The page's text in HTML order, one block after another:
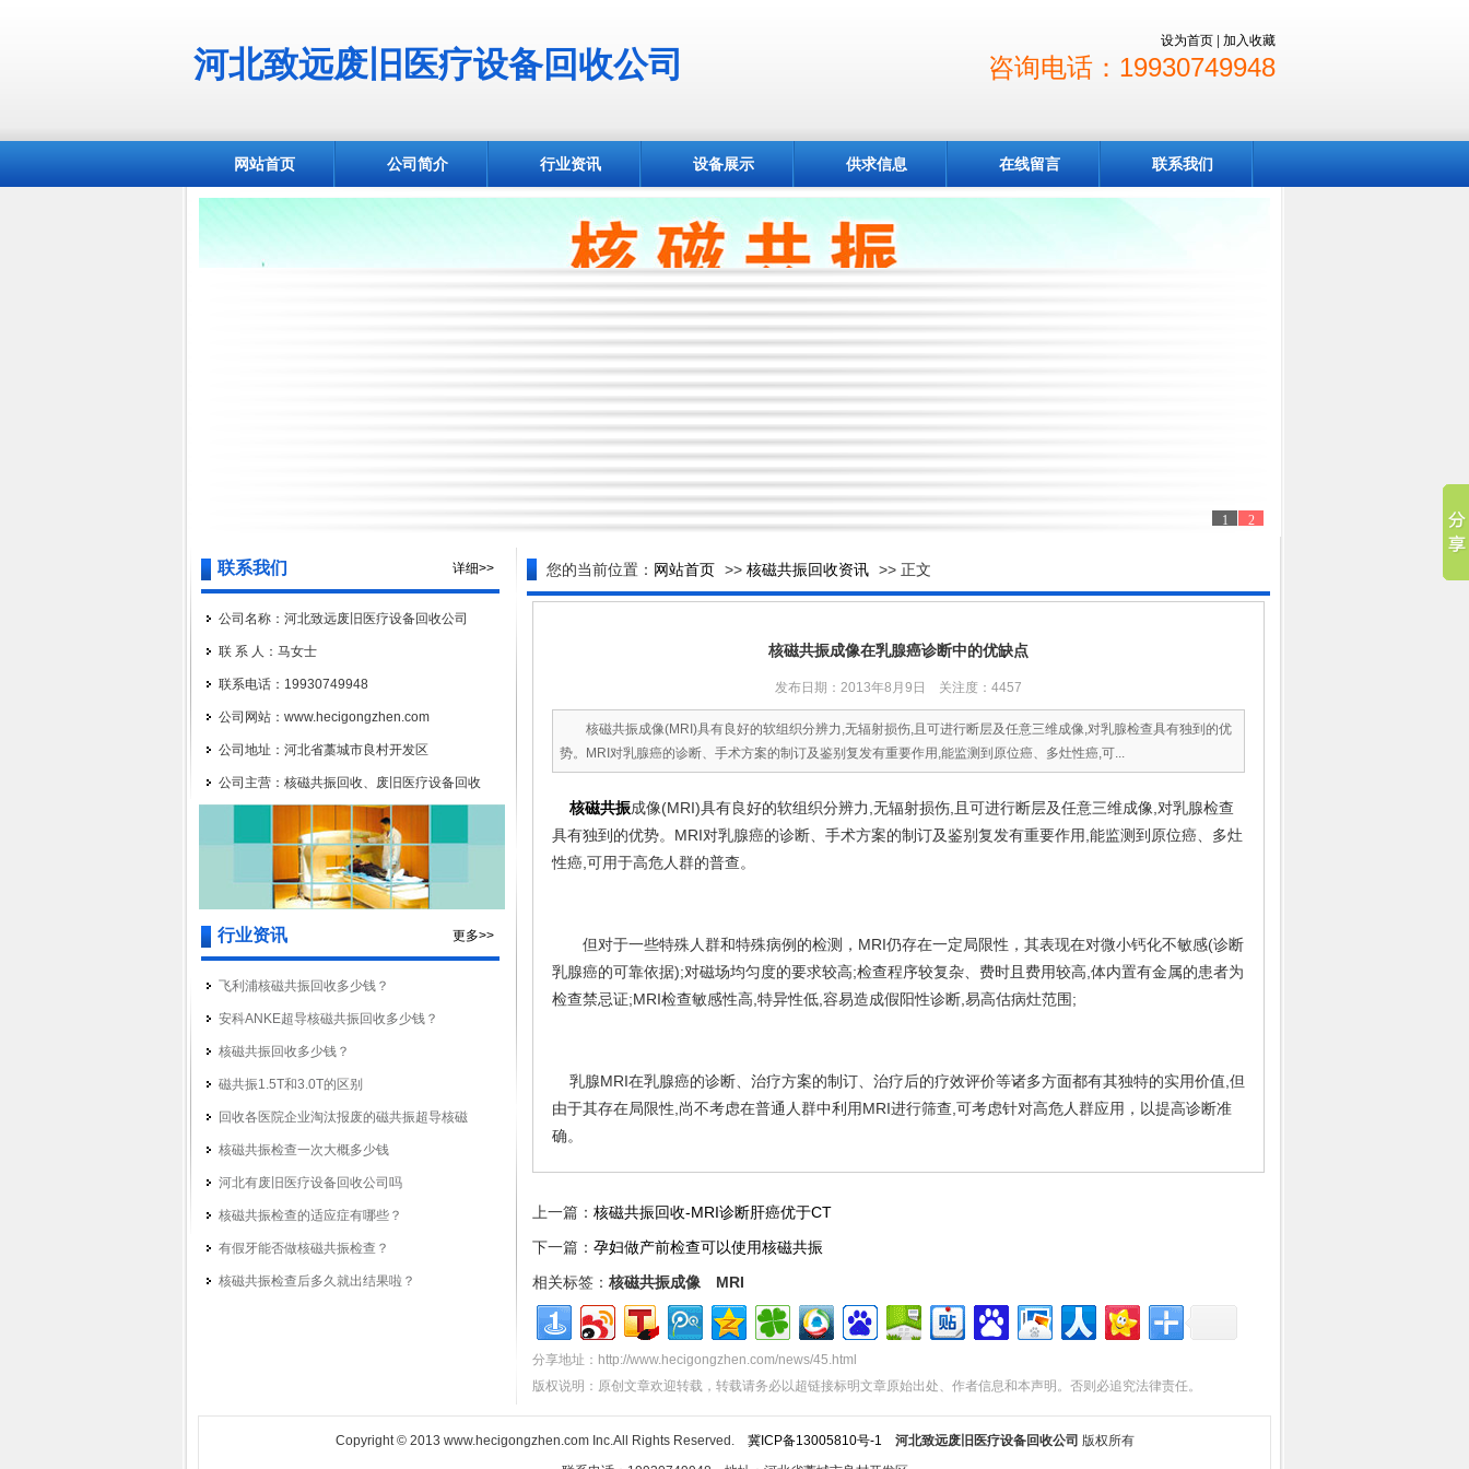
河北致远废旧医疗设备回收公司
设为首页 加入收藏
咨询电话：19930749948
网站首页 公司简介 行业资讯 设备展示 供求信息 在线留言 联系我们
2
1
详细>>
联系我们
公司名称：河北致远废旧医疗设备回收公司
联 系 人：马女士
联系电话：19930749948
公司网站：www.hecigongzhen.com
公司地址：河北省藁城市良村开发区
公司主营：核磁共振回收、废旧医疗设备回收
更多>>
行业资讯
飞利浦核磁共振回收多少钱？
安科ANKE超导核磁共振回收多少钱？
核磁共振回收多少钱？
磁共振1.5T和3.0T的区别
回收各医院企业淘汰报废的磁共振超导核磁
核磁共振检查一次大概多少钱
河北有废旧医疗设备回收公司吗
核磁共振检查的适应症有哪些？
有假牙能否做核磁共振检查？
核磁共振检查后多久就出结果啦？
您的当前位置： 网站首页 >> 核磁共振回收资讯 >> 正文
核磁共振成像在乳腺癌诊断中的优缺点
发布日期：2013年8月9日 关注度：4457
核磁共振成像(MRI)具有良好的软组织分辨力,无辐射损伤,且可进行断层及任意三维成像,对乳腺检查具有独到的优
势。MRI对乳腺癌的诊断、手术方案的制订及鉴别复发有重要作用,能监测到原位癌、多灶性癌,可...
核磁共振成像(MRI)具有良好的软组织分辨力,无辐射损伤,且可进行断层及任意三维成像,对乳腺检查
具有独到的优势。MRI对乳腺癌的诊断、手术方案的制订及鉴别复发有重要作用,能监测到原位癌、多灶
性癌,可用于高危人群的普查。
但对于一些特殊人群和特殊病例的检测，MRI仍存在一定局限性，其表现在对微小钙化不敏感(诊断
乳腺癌的可靠依据);对磁场均匀度的要求较高;检查程序较复杂、费时且费用较高,体内置有金属的患者为
检查禁忌证;MRI检查敏感性高,特异性低,容易造成假阳性诊断,易高估病灶范围;
乳腺MRI在乳腺癌的诊断、治疗方案的制订、治疗后的疗效评价等诸多方面都有其独特的实用价值,但
由于其存在局限性,尚不考虑在普通人群中利用MRI进行筛查,可考虑针对高危人群应用，以提高诊断准
确。
上一篇： 核磁共振回收-MRI诊断肝癌优于CT
下一篇： 孕妇做产前检查可以使用核磁共振
相关标签： 核磁共振成像 MRI
分享地址：http://www.hecigongzhen.com/news/45.html
版权说明：原创文章欢迎转载，转载请务必以超链接标明文章原始出处、作者信息和本声明。否则必追究法律责任。
Copyright © 2013 www.hecigongzhen.com Inc.All Rights Reserved. 冀ICP备13005810号-1 河北致远废旧医疗设备回收公司 版权所有